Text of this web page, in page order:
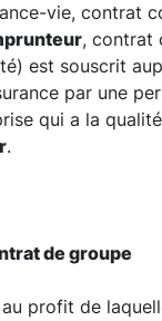
vie, contrat
, contrat
est souscrit
par une
qui a la qualité
.
de groupe
profit de